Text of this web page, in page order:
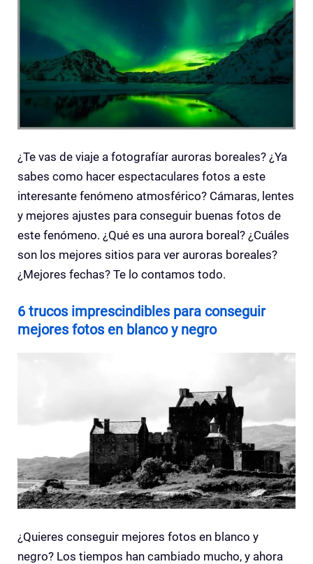
¿Te vas de viaje a fotografíar auroras boreales? ¿Ya
sabes como hacer espectaculares fotos a este
interesante fenómeno atmosférico? Cámaras, lentes
y mejores ajustes para conseguir buenas fotos de
este fenómeno. ¿Qué es una aurora boreal? ¿Cuáles
son los mejores sitios para ver auroras boreales?
¿Mejores fechas? Te lo contamos todo.
6 trucos imprescindibles para conseguir
mejores fotos en blanco y negro
¿Quieres conseguir mejores fotos en blanco y
negro? Los tiempos han cambiado mucho, y ahora